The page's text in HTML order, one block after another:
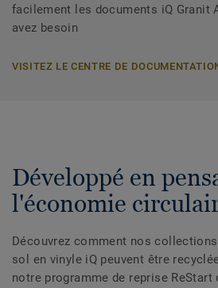
facilement les documents iQ Granit
avez besoin
VISITEZ LE CENTRE DE
Développé en
l'économie
Découvrez comment nos
sol en vinyle iQ peuvent être
notre programme de reprise